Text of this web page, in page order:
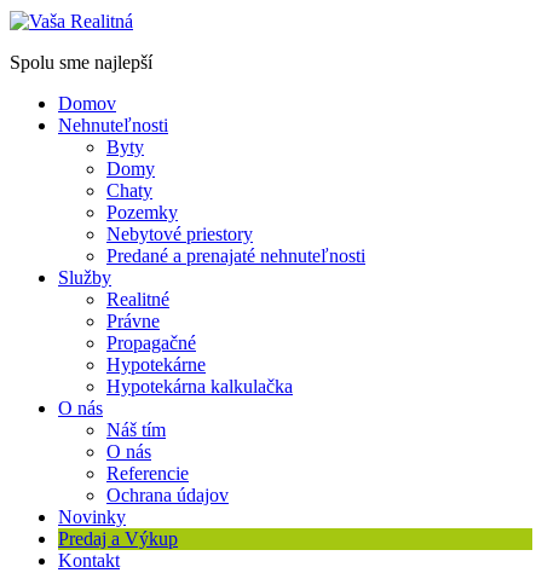
Spolu sme najlepší
Domov
Nehnuteľnosti
Byty
Domy
Chaty
Pozemky
Nebytové priestory
Predané a prenajaté nehnuteľnosti
Služby
Realitné
Právne
Propagačné
Hypotekárne
Hypotekárna kalkulačka
O nás
Náš tím
O nás
Referencie
Ochrana údajov
Novinky
Predaj a Výkup
Kontakt